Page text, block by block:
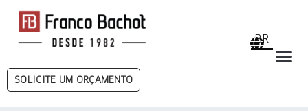
SOLICITE UM ORÇAMENTO
BR